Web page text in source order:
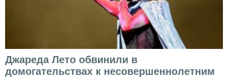
Джареда Лето обвинили в
домогательствах к несовершеннолетним